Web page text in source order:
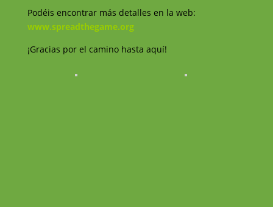
Podéis encontrar más detalles en la web:
www.spreadthegame.org
¡Gracias por el camino hasta aquí!